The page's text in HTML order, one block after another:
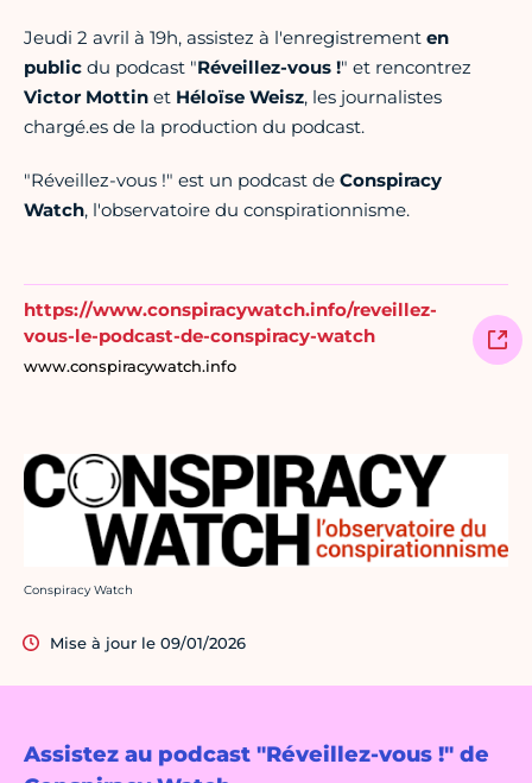
Assistez au podcast "Réveillez-vous !" de
Jeudi 2 avril à 19h, assistez à l'enregistrement en
public du podcast "Réveillez-vous !" et rencontrez
Victor Mottin et Héloïse Weisz, les journalistes
chargé.es de la production du podcast.
"Réveillez-vous !" est un podcast de Conspiracy
Watch, l'observatoire du conspirationnisme.
https://www.conspiracywatch.info/reveillez-
vous-le-podcast-de-conspiracy-watch
www.conspiracywatch.info
Crédit photo :
Conspiracy Watch
Mise à jour le 09/01/2026